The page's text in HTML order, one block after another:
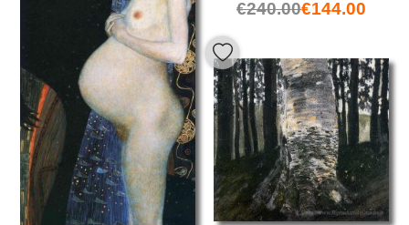
€240.00€144.00